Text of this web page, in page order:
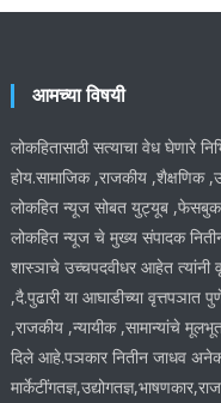
आमच्या विषयी
लोकहितासाठी सत्याचा वेध घेणारे
होय.सामाजिक ,राजकीय ,शैक्षणिक
लोकहित न्यूज सोबत युट्यूब ,फेसबुक
लोकहित न्यूज चे मुख्य संपादक
शास्ञाचे उच्चपदवीधर आहेत त्यांनी
,दै.पुढारी या आघाडीच्या
,राजकीय ,न्यायीक ,सामान्यांचे
दिले आहे.पञकार नितीन जाधव